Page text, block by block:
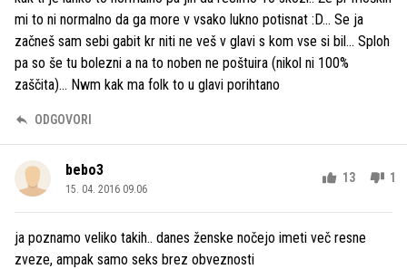
mi to ni normalno da ga more v vsako lukno potisnat :D... Se ja
začneš sam sebi gabit kr niti ne veš v glavi s kom vse si bil... Sploh
pa so še tu bolezni a na to noben ne poštuira (nikol ni 100%
zaščita)... Nwm kak ma folk to u glavi porihtano
ODGOVORI
bebo3
15. 04. 2016 09.06
13 1
ja poznamo veliko takih.. danes ženske nočejo imeti več resne
zveze, ampak samo seks brez obveznosti